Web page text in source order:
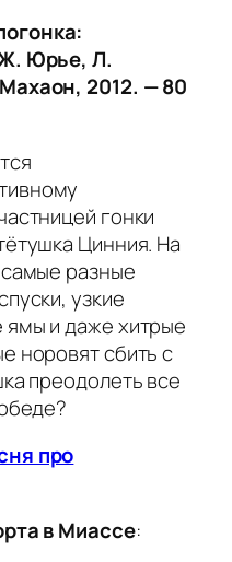
Юрье, Л.
2012. — 80
гонки
Цинния. На
разные
узкие
и даже хитрые
норовят сбить с
преодолеть все
про
в Миассе: